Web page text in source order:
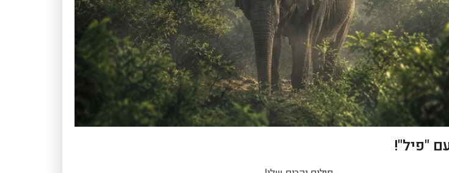
"פיל"!